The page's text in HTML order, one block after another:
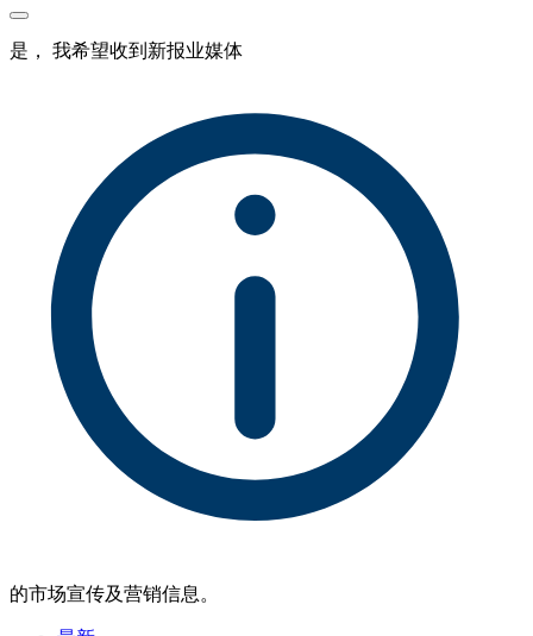
是， 我希望收到新报业媒体
的市场宣传及营销信息。